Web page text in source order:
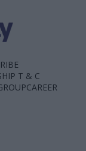
T & C
CAREER